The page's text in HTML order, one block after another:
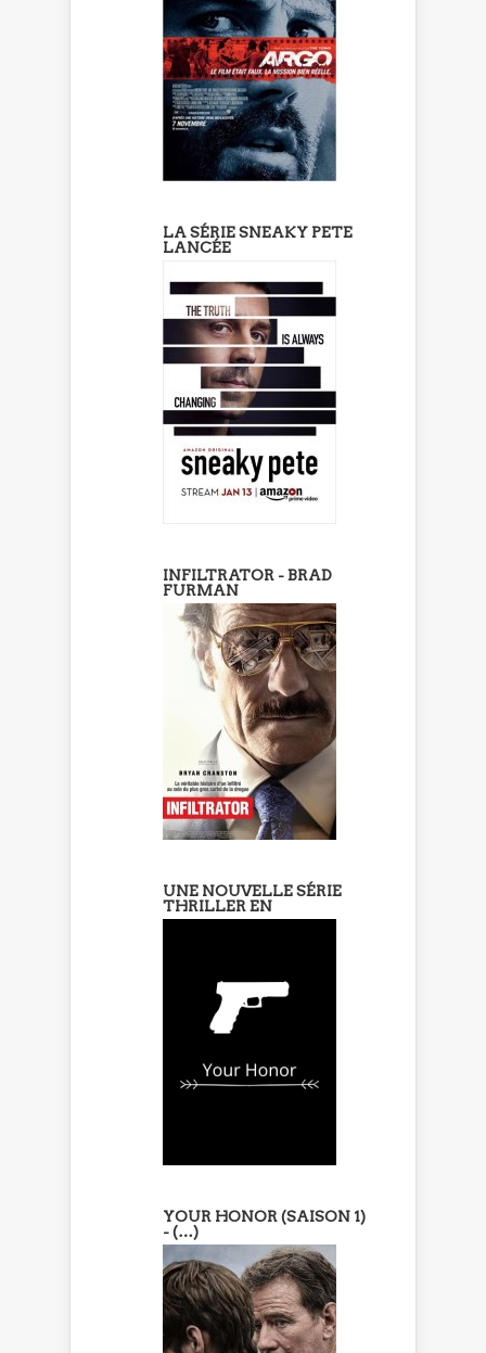
LA SÉRIE SNEAKY PETE
LANCÉE
INFILTRATOR - BRAD
FURMAN
UNE NOUVELLE SÉRIE
THRILLER EN
YOUR HONOR (SAISON 1)
- (…)